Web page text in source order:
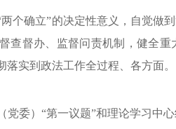
个确立”的决定性意义，自觉做
查督办、监督问责机制，健全
实到政法工作全过程、各方面。
党委）“第一议题”和理论学习中